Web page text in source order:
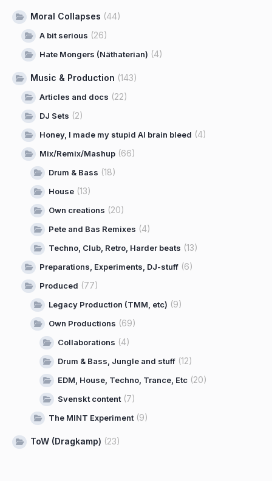
Moral Collapses (44)
A bit serious (26)
Hate Mongers (Näthaterian) (4)
Music & Production (143)
Articles and docs (22)
DJ Sets (2)
Honey, I made my stupid AI brain bleed (4)
Mix/Remix/Mashup (66)
Drum & Bass (18)
House (13)
Own creations (20)
Pete and Bas Remixes (4)
Techno, Club, Retro, Harder beats (13)
Preparations, Experiments, DJ-stuff (6)
Produced (77)
Legacy Production (TMM, etc) (9)
Own Productions (69)
Collaborations (4)
Drum & Bass, Jungle and stuff (12)
EDM, House, Techno, Trance, Etc (20)
Svenskt content(7)
The MINT Experiment(9)
ToW (Dragkamp) (23)